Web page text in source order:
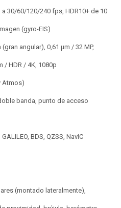
30/60/120/240 fps, HDR10+ de 10
(gyro-EIS)
angular), 0,61 µm / 32 MP,
/ HDR / 4K, 1080p
Atmos)
banda, punto de acceso
BDS, QZSS, NavIC
(montado lateralmente),